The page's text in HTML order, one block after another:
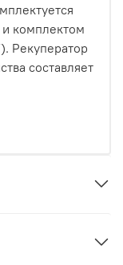
комплектом
Рекуператор
составляет